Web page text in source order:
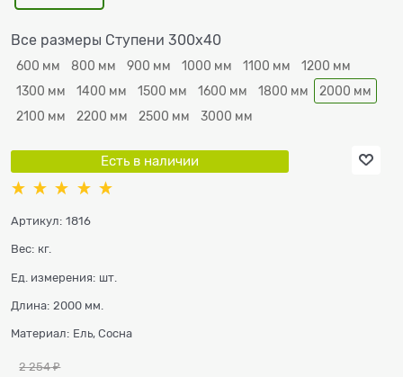
Все размеры Ступени 300x40
600 мм 800 мм 900 мм 1000 мм 1100 мм
1200 мм
1300 мм
1400 мм 1500 мм 1600 мм 1800 мм
2000 мм
2100 мм
2200 мм 2500 мм 3000 мм
Есть в наличии
Артикул: 1816
Вес: кг.
Ед. измерения: шт.
Длина: 2000 мм.
Материал: Ель, Сосна
2 254 ₽